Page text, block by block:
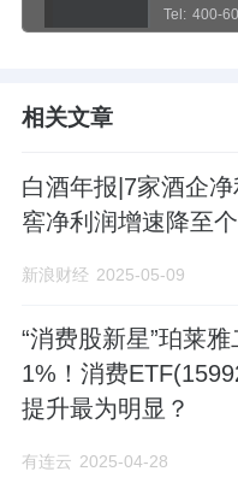
Tel: 400-
相关文章
白酒年报|7家酒企
窖净利润增速降至
新浪财经 2025-05-09
“消费股新星”珀莱
1%！消费
提升最为明显？
有连云 2025-04-28